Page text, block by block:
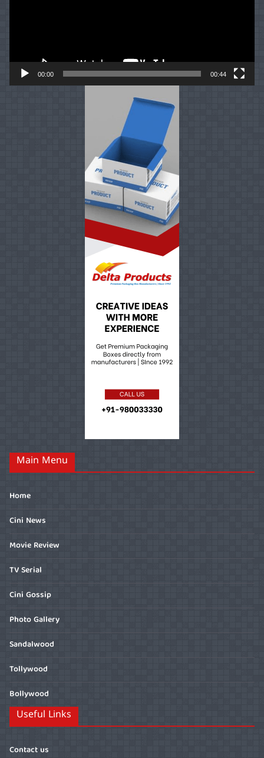
00:00 00:44
Main Menu
Home
Cini News
Movie Review
TV Serial
Cini Gossip
Photo Gallery
Sandalwood
Tollywood
Bollywood
Useful Links
Contact us